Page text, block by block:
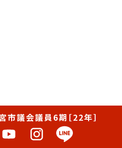
市議会議員6期［22年］